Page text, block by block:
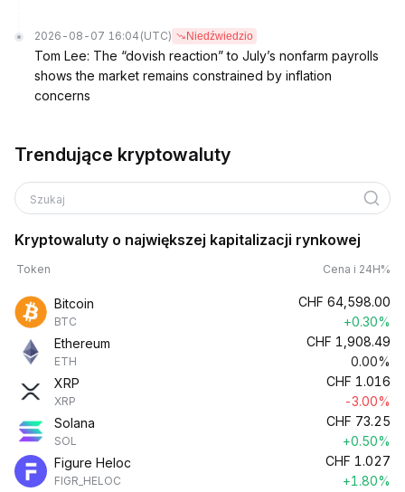
2026-08-07 16:04 (UTC) Niedźwiedzio
Tom Lee: The “dovish reaction” to July’s nonfarm payrolls
shows the market remains constrained by inflation
concerns
Trendujące kryptowaluty
Szukaj
Kryptowaluty o największej kapitalizacji rynkowej
Token Cena i 24H%
Bitcoin
BTC
CHF 64,598.00
+0.30%
Ethereum
ETH
CHF 1,908.49
0.00%
XRP
XRP
CHF 1.016
-3.00%
Solana
SOL
CHF 73.25
+0.50%
Figure Heloc
FIGR_HELOC
CHF 1.027
+1.80%